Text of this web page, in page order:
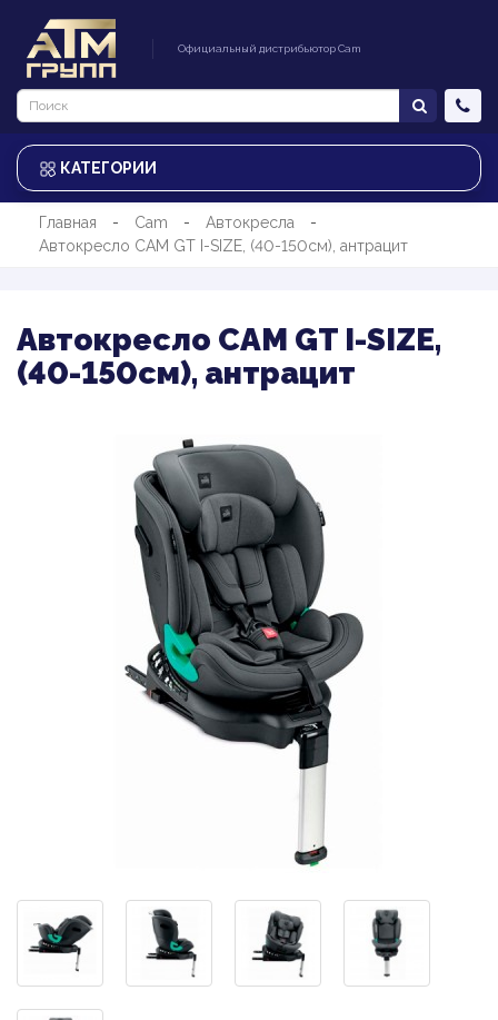
Официальный дистрибьютор Cam
КАТЕГОРИИ
Главная Cam
Автокресла
Автокресло CAM GT I-SIZE, (40-150см), антрацит
Автокресло CAM GT I-SIZE,
(40-150см), антрацит